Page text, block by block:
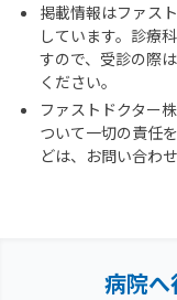
掲載情報はファス
しています。診療
すので、受診の際
ください。
ファストドクター
ついて一切の責任
どは、お問い合わ
病院へ